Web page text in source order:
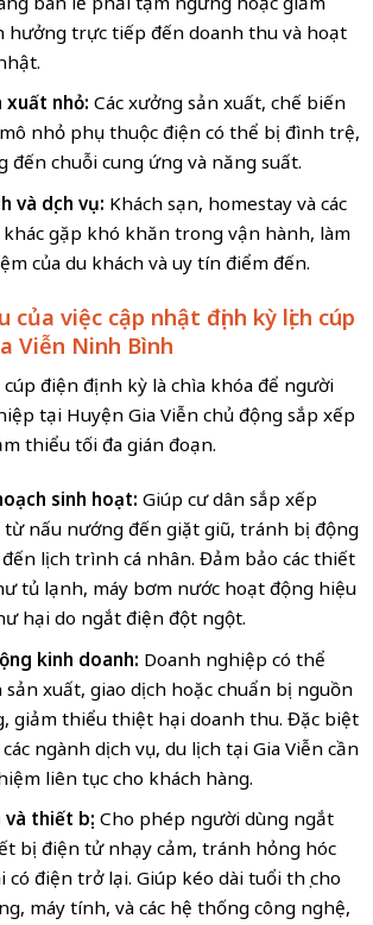
hưởng trực tiếp đến doanh thu và hoạt
xuất nhỏ: Các xưởng sản xuất, chế biến
nhỏ phụ thuộc điện có thể bị đình trệ,
đến chuỗi cung ứng và năng suất.
và dịch vụ: Khách sạn, homestay và các
khác gặp khó khăn trong vận hành, làm
của du khách và uy tín điểm đến.
của việc cập nhật định kỳ lịch cúp
Viễn Ninh Bình
điện định kỳ là chìa khóa để người
tại Huyện Gia Viễn chủ động sắp xếp
thiểu tối đa gián đoạn.
sinh hoạt: Giúp cư dân sắp xếp
từ nấu nướng đến giặt giũ, tránh bị động
lịch trình cá nhân. Đảm bảo các thiết
tủ lạnh, máy bơm nước hoạt động hiệu
hại do ngắt điện đột ngột.
kinh doanh: Doanh nghiệp có thể
xuất, giao dịch hoặc chuẩn bị nguồn
giảm thiểu thiệt hại doanh thu. Đặc biệt
các ngành dịch vụ, du lịch tại Gia Viễn cần
liên tục cho khách hàng.
và thiết bị: Cho phép người dùng ngắt
bị điện tử nhạy cảm, tránh hỏng hóc
có điện trở lại. Giúp kéo dài tuổi thọ cho
máy tính, và các hệ thống công nghệ,